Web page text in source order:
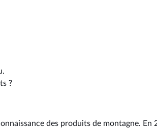
?
des produits de montagne. En